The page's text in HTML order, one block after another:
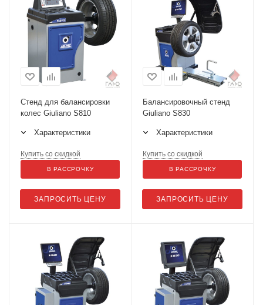
Стенд для балансировки
колес Giuliano S810
Характеристики
ЗАПРОСИТЬ ЦЕНУ
Купить со скидкой
В РАССРОЧКУ
Балансировочный стенд
Giuliano S830
Характеристики
ЗАПРОСИТЬ ЦЕНУ
Купить со скидкой
В РАССРОЧКУ